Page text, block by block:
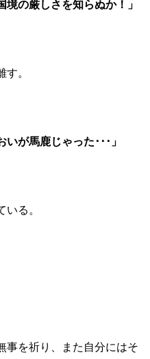
境の厳しさを知らぬか！」
。
いが馬鹿じゃった･･･」
る。
事を祈り、また自分にはそ